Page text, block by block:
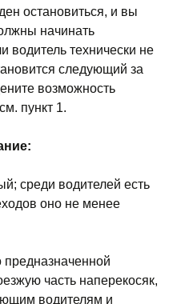
остановиться, и вы
начинать
водитель технически не
следующий за
возможность
пункт 1.
среди водителей есть
оно не менее
предназначенной
часть наперекосяк,
водителям и